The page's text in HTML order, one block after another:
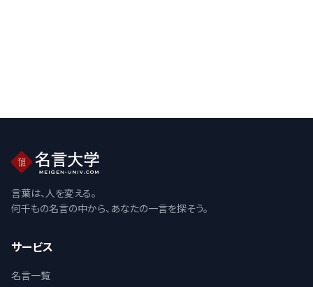
言葉は、人を変える。
何千もの名言の中から、あなたの一言を探そう。
サービス
名言一覧